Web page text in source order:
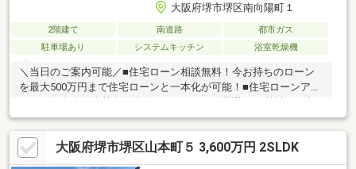
大阪府堺市堺区南向陽町１
2階建て 南道路
都市ガス
駐車場あり
システムキッチン 浴室乾燥機
＼当日のご案内可能／■住宅ローン相談無料！今お持ちのローン
を最大500万円まで住宅ローンと一本化が可能！■住宅ローンアド
バイザー有資格者等多数在籍のTV・CMでお馴染みの弊社にご相
談下さい！新築物件は『住まい選びのプロフェッショナル』住ま
いるプラス１近畿住宅流通本店にお任せ下さい！【新築取扱件数
5400件以上】スーモに掲載していない物件もご相談下さい！住宅
ローン提携銀行多数！圧倒的取引実績数！光熱費高騰対策キャン
大阪府堺市堺区山本町５ 3,600万円 2SLDK